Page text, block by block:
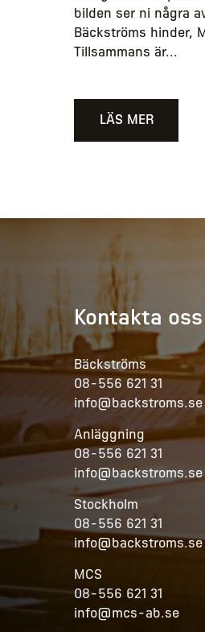
bilden ser ni några
Bäckströms hinder,
Tillsammans är...
LÄS MER
Kontakta oss
Bäckströms
08-556 621 31
info@backstroms.se
Anläggning
08-556 621 31
info@backstroms.se
Stockholm
08-556 621 31
info@backstroms.se
MCS
08-556 621 31
info@mcs-ab.se